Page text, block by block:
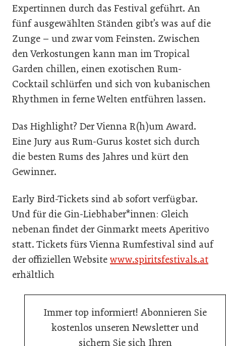
Expertinnen durch das Festival geführt. An
fünf ausgewählten Ständen gibt’s was auf die
Zunge – und zwar vom Feinsten. Zwischen
den Verkostungen kann man im Tropical
Garden chillen, einen exotischen Rum-
Cocktail schlürfen und sich von kubanischen
Rhythmen in ferne Welten entführen lassen.
Das Highlight? Der Vienna R(h)um Award.
Eine Jury aus Rum-Gurus kostet sich durch
die besten Rums des Jahres und kürt den
Gewinner.
Early Bird-Tickets sind ab sofort verfügbar.
Und für die Gin-Liebhaber*innen: Gleich
nebenan findet der Ginmarkt meets Aperitivo
statt. Tickets fürs Vienna Rumfestival sind auf
der offiziellen Websitewww.spiritsfestivals.at
erhältlich
Immer top informiert! Abonnieren Sie
kostenlos unseren Newsletter und
sichern Sie sich Ihren